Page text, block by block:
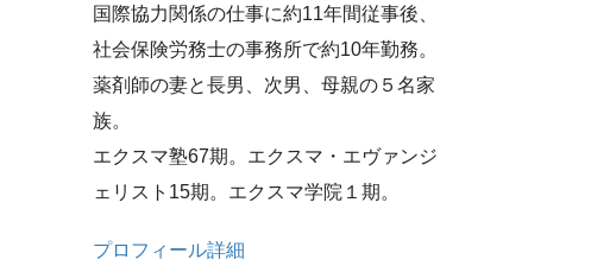
国際協力関係の仕事に約11年間従事後、
社会保険労務士の事務所で約10年勤務。
薬剤師の妻と長男、次男、母親の５名家
族。
エクスマ塾67期。エクスマ・エヴァンジ
ェリスト15期。エクスマ学院１期。
プロフィール詳細